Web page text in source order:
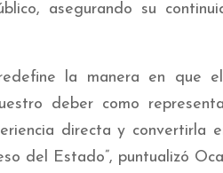
asegurando su
la manera en que
deber como
directa y convertirla
del Estado”, puntualizó